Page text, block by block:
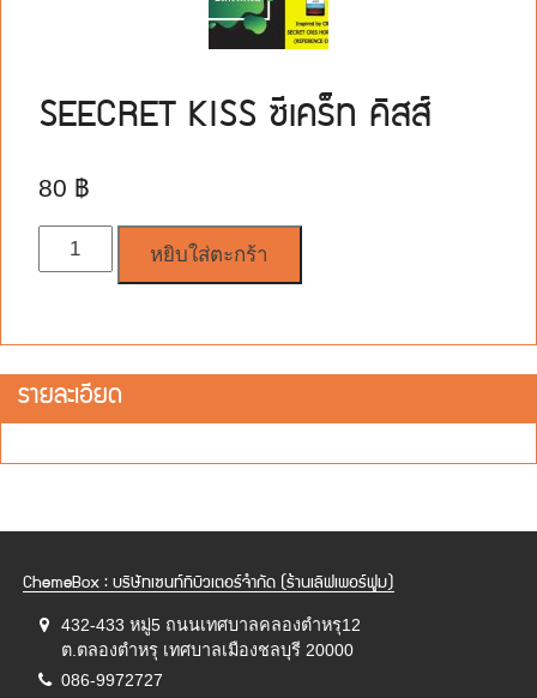
SEECRET KISS ซีเคร็ท คิสส์
80 ฿
จำนวน
หยิบใส่ตะกร้า
รายละเอียด
ChemeBox : บริษัทเซนท์ทิบิวเตอร์จำกัด (ร้านเลิฟเพอร์ฟูม)
432-433 หมู่5 ถนนเทศบาลคลองตำหรุ12
ต.ตลองตำหรุ เทศบาลเมืองชลบุรี 20000
086-9972727